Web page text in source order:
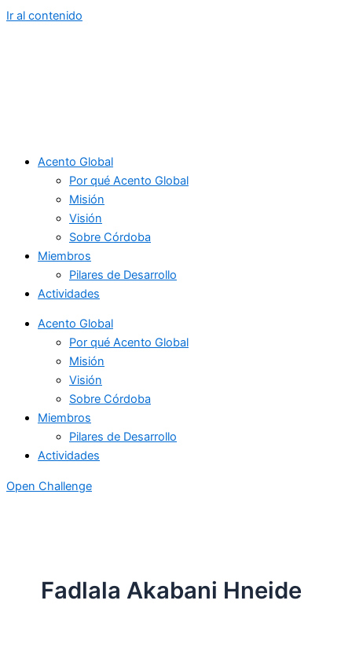
Ir al contenido
Acento Global
Por qué Acento Global
Misión
Visión
Sobre Córdoba
Miembros
Pilares de Desarrollo
Actividades
Acento Global
Por qué Acento Global
Misión
Visión
Sobre Córdoba
Miembros
Pilares de Desarrollo
Actividades
Open Challenge
Fadlala Akabani Hneide